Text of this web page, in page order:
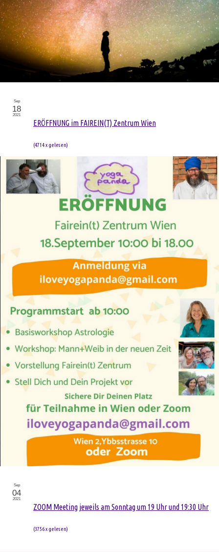
ERÖFFNUNG im FAIREIN(T) Zentrum Wien
(4714 x gelesen)
Sep
18
2021
ZOOM Meeting jeweils am Sonntag um 19 Uhr und 19:30 Uhr
(3756 x gelesen)
Sep
04
2021